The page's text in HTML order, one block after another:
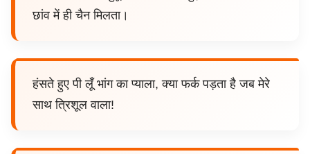
छांव में ही चैन मिलता।
हंसते हुए पी लूँ भांग का प्याला, क्या फर्क पड़ता है जब मेरे
साथ त्रिशूल वाला!